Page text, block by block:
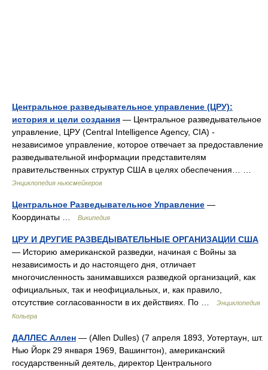
Центральное разведывательное управление (ЦРУ):
история и цели создания — Центральное разведывательное
управление, ЦРУ (Central Intelligence Agency, CIA) ‑
независимое управление, которое отвечает за предоставление
разведывательной информации представителям
правительственных структур США в целях обеспечения… …
Энциклопедия ньюсмейкеров
Центральное Разведывательное Управление —
Координаты …
Википедия
ЦРУ И ДРУГИЕ РАЗВЕДЫВАТЕЛЬНЫЕ ОРГАНИЗАЦИИ США
— Историю американской разведки, начиная с Войны за
независимость и до настоящего дня, отличает
многочисленность занимавшихся разведкой организаций, как
официальных, так и неофициальных, и, как правило,
отсутствие согласованности в их действиях. По …
Энциклопедия
Кольера
ДАЛЛЕС Аллен — (Allen Dulles) (7 апреля 1893, Уотертаун, шт.
Нью Йорк 29 января 1969, Вашингтон), американский
государственный деятель, директор Центрального